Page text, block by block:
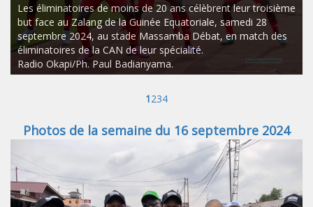
Les éliminatoires de moins de 20 ans célèbrent leur troisième
but face au Zalang de la Guinée Equatoriale, samedi 28
septembre 2024, au stade Massamba Débat, en match des
éliminatoires de la CAN de leur spécialité.
Radio Okapi/Ph. Paul Badianyama.
1234
Photos de la semaine du 16 septembre 2024